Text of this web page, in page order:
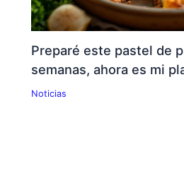
Preparé este pastel de
semanas, ahora es mi
Noticias